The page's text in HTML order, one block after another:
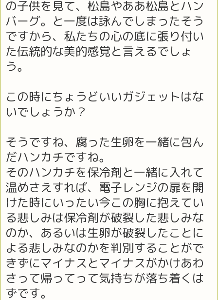
の子供を見て、松島やああ松島とハン
バーグ。と一度は詠んでしまったそう
ですから、私たちの心の底に張り付い
た伝統的な美的感覚と言えるでしょ
う。
この時にちょうどいいガジェットはな
いでしょうか？
そうですね、腐った生卵を一緒に包ん
だハンカチですね。
そのハンカチを保冷剤と一緒に入れて
温めさえすれば、電子レンジの扉を開
けた時にいったい今この胸に抱えてい
る悲しみは保冷剤が破裂した悲しみな
のか、あるいは生卵が破裂したことに
よる悲しみなのかを判別することがで
きずにマイナスとマイナスがかけあわ
さって帰ってって気持ちが落ち着くは
ずです。